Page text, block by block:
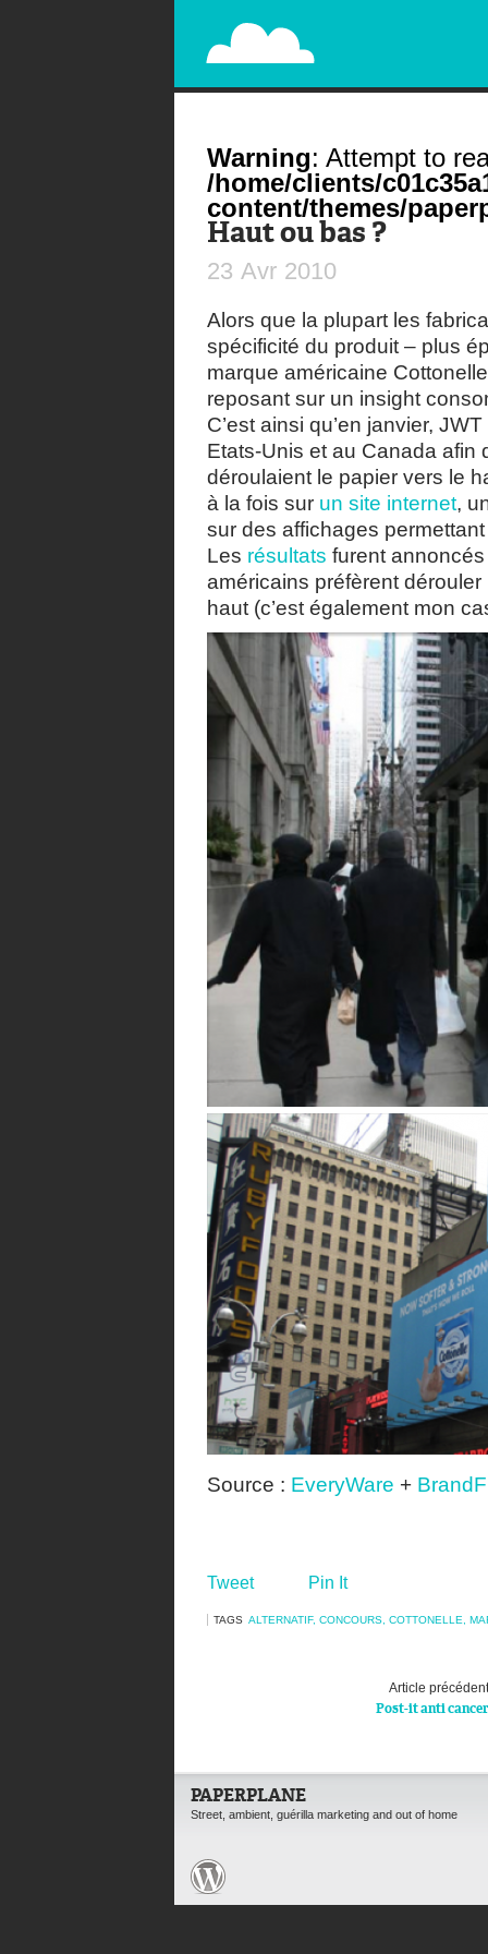
PAPERPLANE
STREET, AMBIENT, GUÉRILLA MARKETING
Warning: Attempt to
/home/clients/
content/themes/
Haut ou bas ?
23 Avr 2010
Alors que la plupart les
spécificité du produit – plus
marque américaine
reposant sur un insight
C’est ainsi qu’en janvier,
Etats-Unis et au Canada afin
déroulaient le papier vers le
à la fois sur un site internet,
sur des affichages
Les résultats furent
américains préfèrent
haut (c’est également mon
Source : EveryWare +
Tweet Pin It
TAGS ALTERNATIF, CONCOURS, COTTONELLE,
Article précédent
Post-it anti cancer
PAPERPLANE
Street, ambient, guérilla marketing and out of home